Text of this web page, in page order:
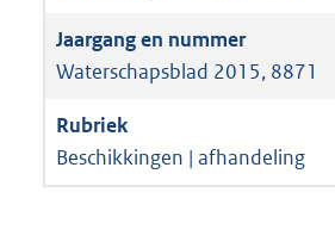
Waterschapsblad 2015, 8871
Beschikkingen | afhandeling